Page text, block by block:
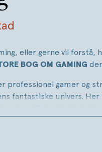
eller gerne vil forstå,
BOG OM GAMING
professionel gamer og
fantastiske univers.
i spil til alle aldre,